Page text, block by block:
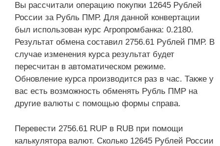
Вы рассчитали операцию покупки 12645 Рублей
России за Рубль ПМР. Для данной конвертации
был использован курс Агропромбанка: 0.2180.
Результат обмена составил 2756.61 Рублей ПМР. В
случае изменения курса результат будет
пересчитан в автоматическом режиме.
Обновление курса производится раз в час. Также у
вас есть возможность обменять Рубль ПМР на
другие валюты с помощью формы справа.
Перевести 2756.61 RUP в RUB при помощи
калькулятора валют. Сколько 12645 Рублей России